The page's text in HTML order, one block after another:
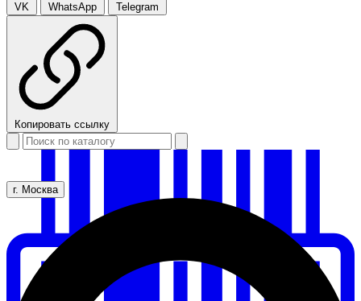
VK WhatsApp Telegram
Копировать ссылку